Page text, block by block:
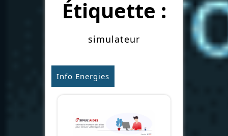
Étiquette :
simulateur
Info Energies